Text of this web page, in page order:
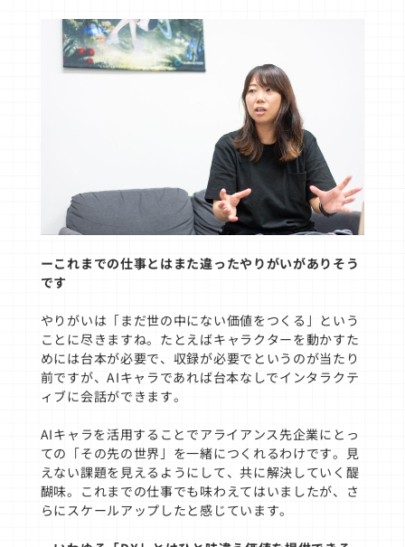
ーこれまでの仕事とはまた違ったやりがいがありそう
です
やりがいは「まだ世の中にない価値をつくる」という
ことに尽きますね。たとえばキャラクターを動かすた
めには台本が必要で、収録が必要でというのが当たり
前ですが、AIキャラであれば台本なしでインタラクテ
ィブに会話ができます。
AIキャラを活用することでアライアンス先企業にとっ
ての「その先の世界」を一緒につくれるわけです。見
えない課題を見えるようにして、共に解決していく醍
醐味。これまでの仕事でも味わえてはいましたが、さ
らにスケールアップしたと感じています。